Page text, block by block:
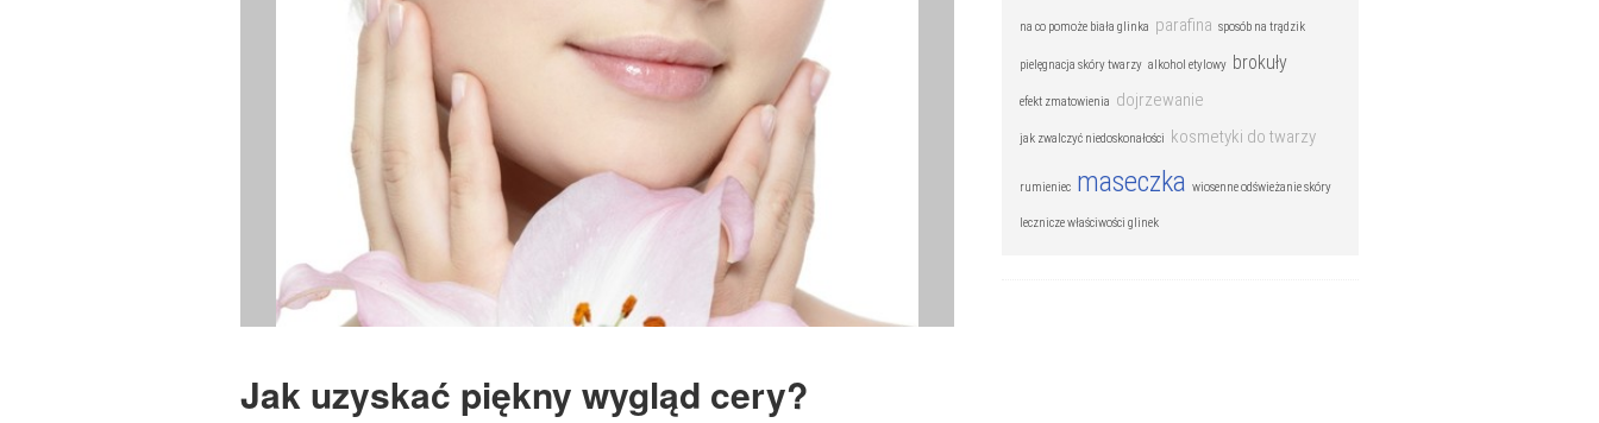
Jak uzyskać piękny wygląd cery?
na co pomoże biała glinka parafina sposób na trądzik
pielęgnacja skóry twarzy alkohol etylowy brokuły
efekt zmatowienia dojrzewanie
jak zwalczyć niedoskonałości kosmetyki do twarzy
rumieniec maseczka wiosenne odświeżanie skóry
lecznicze właściwości glinek